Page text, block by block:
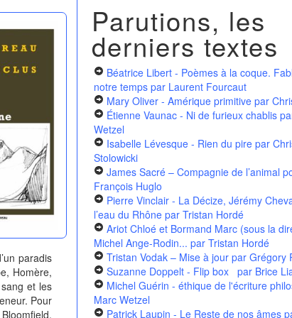
paradis
Homère,
et les
Pour
Parutions, les
derniers textes
Béatrice Libert - Poèmes à la coque.
notre tempspar Laurent Fourcaut
Mary Oliver - Amérique primitivepar
Étienne Vaunac - Ni de furieux chablis
Wetzel
Isabelle Lévesque - Rien du pirepar
Stolowicki
James Sacré – Compagnie de l’animal
François Huglo
Pierre Vinclair - La Décize, Jérémy
l’eau du Rhônepar Tristan Hordé
Ariot Chloé et Bormand Marc (sous la
Michel Ange-Rodin... par Tristan Hordé
Tristan Vodak – Mise à jourpar Grégory
Suzanne Doppelt - Flip box par Brice
Michel Guérin - éthique de l'écriture
Marc Wetzel
Patrick Laupin - Le Reste de nos âmes